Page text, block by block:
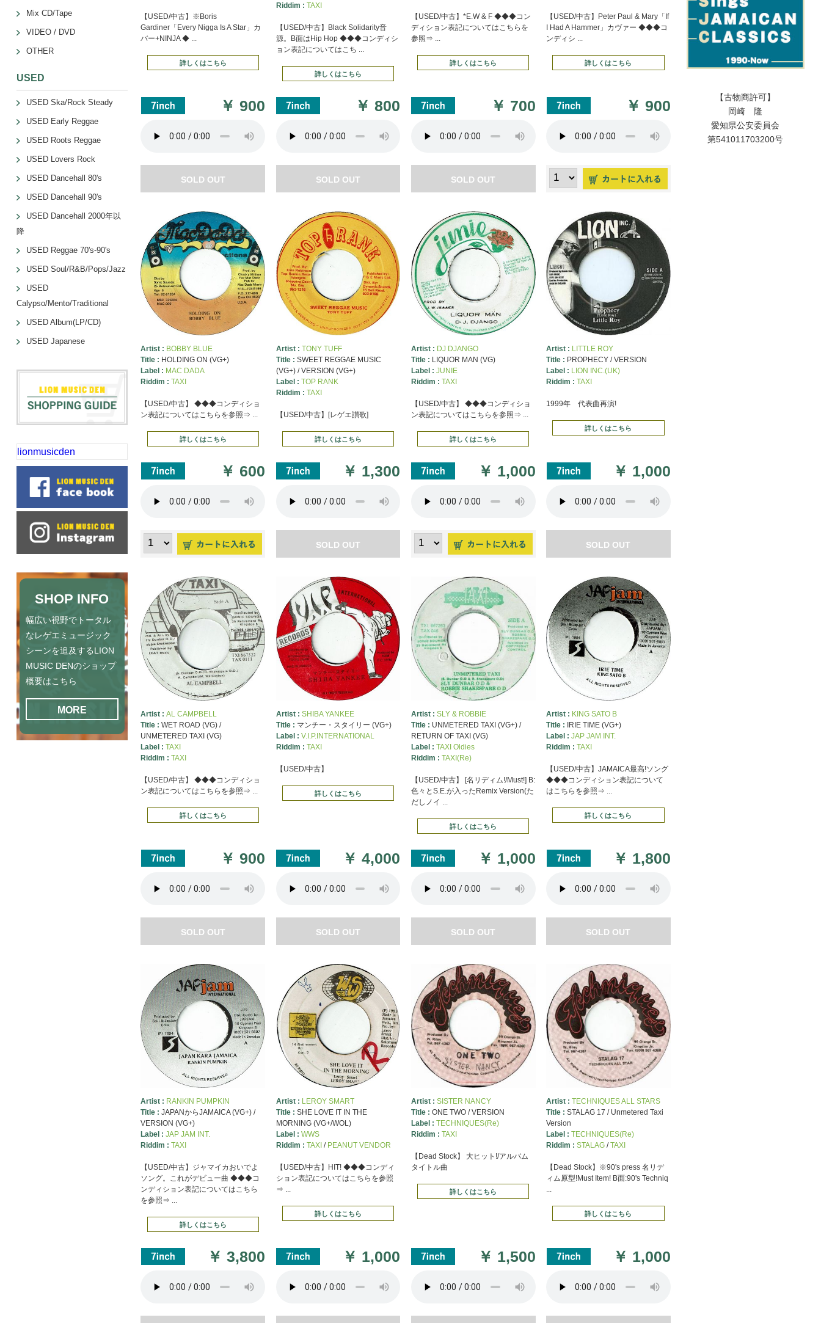
【USED/中古】※Boris
Gardiner「Every Nigga Is A Star」カ
バー+NINJA ◆ ...
詳しくはこちら
￥900
SOLD OUT
Riddim : TAXI
【USED/中古】Black Solidarity音
源。B面はHip Hop ◆◆◆コンディシ
ョン表記についてはこち ...
詳しくはこちら
￥800
SOLD OUT
【USED/中古】*E.W & F ◆◆◆コン
ディション表記についてはこちらを
参照⇒ ...
詳しくはこちら
￥ 700
SOLD OUT
【USED/中古】Peter Paul & Mary「If
I Had A Hammer」カヴァー ◆◆◆コ
ンディシ ...
詳しくはこちら
￥ 900
Artist : BOBBY BLUE
Title : HOLDING ON (VG+)
Label : MAC DADA
Riddim :TAXI
【USED/中古】 ◆◆◆コンディショ
ン表記についてはこちらを参照⇒ ...
詳しくはこちら
￥ 600
Artist : TONY TUFF
Title : SWEET REGGAE MUSIC
(VG+) / VERSION (VG+)
Label : TOP RANK
Riddim : TAXI
【USED/中古】[レゲエ讃歌]
詳しくはこちら
￥ 1,300
SOLD OUT
Artist : DJ DJANGO
Title : LIQUOR MAN (VG)
Label : JUNIE
Riddim : TAXI
【USED/中古】 ◆◆◆コンディショ
ン表記についてはこちらを参照⇒ ...
詳しくはこちら
￥ 1,000
Artist : LITTLE ROY
Title : PROPHECY / VERSION
Label : LION INC.(UK)
Riddim : TAXI
1999年 代表曲再演!
詳しくはこちら
￥ 1,000
SOLD OUT
Artist :AL CAMPBELL
Title :WET ROAD (VG) /
UNMETERED TAXI (VG)
Label :TAXI
Riddim :TAXI
【USED/中古】 ◆◆◆コンディショ
ン表記についてはこちらを参照⇒ ...
詳しくはこちら
￥900
SOLD OUT
Artist : SHIBA YANKEE
Title : マンチー・スタイリー (VG+)
Label : V.I.P.INTERNATIONAL
Riddim : TAXI
【USED/中古】
詳しくはこちら
￥4,000
SOLD OUT
Artist : SLY & ROBBIE
Title : UNMETERED TAXI (VG+) /
RETURN OF TAXI (VG)
Label : TAXI Oldies
Riddim : TAXI(Re)
【USED/中古】 [名リディム!/Must!] B:
色々とS.E.が入ったRemix Version(た
だしノイ ...
詳しくはこちら
￥ 1,000
SOLD OUT
Artist : KING SATO B
Title :
IRIE TIME (VG+)
Label : JAP JAM INT.
Riddim : TAXI
【USED/中古】JAMAICA最高!ソング
◆◆◆コンディション表記について
はこちらを参照⇒ ...
詳しくはこちら
￥ 1,800
SOLD OUT
Artist : RANKIN PUMPKIN
Title :JAPANからJAMAICA (VG+) /
VERSION (VG+)
Label :JAP JAM INT.
Riddim :TAXI
【USED/中古】ジャマイカおいでよ
ソング。これがデビュー曲 ◆◆◆コ
ンディション表記についてはこちら
を参照⇒ ...
詳しくはこちら
￥3,800
Artist : LEROY SMART
Title : SHE LOVE IT IN THE
MORNING (VG+/WOL)
Label : WWS
Riddim : TAXI / PEANUT VENDOR
【USED/中古】HIT! ◆◆◆コンディ
ション表記についてはこちらを参照
⇒ ...
詳しくはこちら
￥ 1,000
Artist : SISTER NANCY
Title : ONE TWO / VERSION
Label : TECHNIQUES(Re)
Riddim : TAXI
【Dead Stock】 大ヒット!/アルバム
タイトル曲
詳しくはこちら
￥ 1,500
Artist : TECHNIQUES ALL STARS
Title : STALAG 17 / Unmetered Taxi
Version
Label : TECHNIQUES(Re)
Riddim : STALAG/TAXI
【Dead Stock】※90's press 名リデ
ィム原型!Must Item! B面:90's Techniq
...
詳しくはこちら
￥ 1,000
Mix CD/Tape
VIDEO / DVD
OTHER
USED
USED Ska/Rock Steady
USED Early Reggae
USED Roots Reggae
USED Lovers Rock
USED Dancehall 80's
USED Dancehall 90's
USED Dancehall 2000年以
降
USED Reggae 70's-90's
USED Soul/R&B/Pops/Jazz
USED
Calypso/Mento/Traditional
USED Album(LP/CD)
USED Japanese
lionmusicden
SHOP INFO
幅広い視野でトータル
なレゲエミュージック
シーンを追及するLION
MUSIC DENのショップ
概要はこちら
MORE
【古物商許可】
岡崎 隆
愛知県公安委員会
第541011703200号